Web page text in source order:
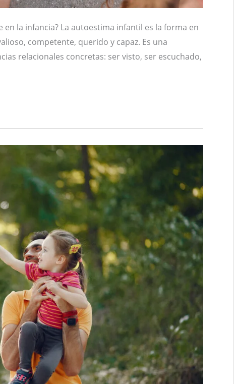
la infancia? La autoestima infantil es la forma en
competente, querido y capaz. Es una
relacionales concretas: ser visto, ser escuchado,